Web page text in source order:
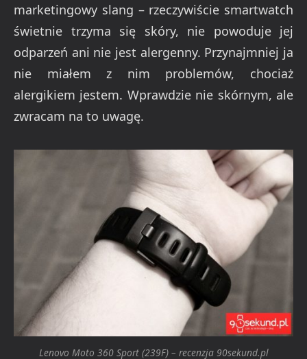
marketingowy slang – rzeczywiście smartwatch
świetnie trzyma się skóry, nie powoduje jej
odparzeń ani nie jest alergenny. Przynajmniej ja
nie miałem z nim problemów, chociaż
alergikiem jestem. Wprawdzie nie skórnym, ale
zwracam na to uwagę.
Lenovo Moto 360 Sport (239F) – recenzja 90sekund.pl